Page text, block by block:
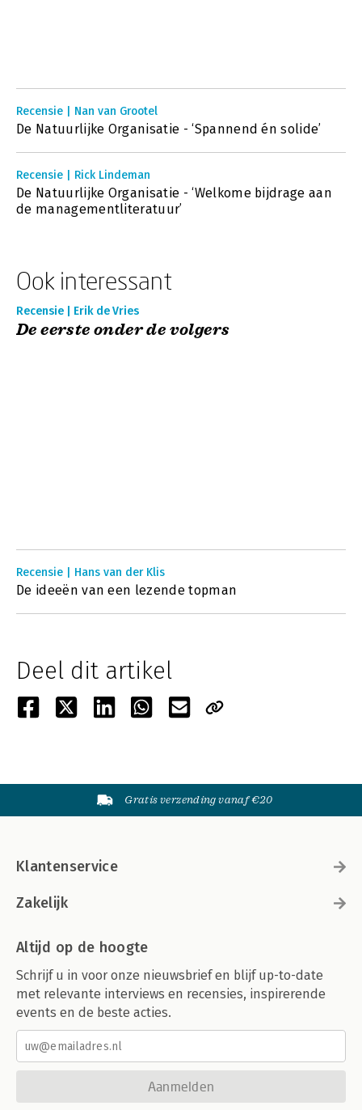
Recensie | Nan van Grootel
De Natuurlijke Organisatie - ‘Spannend én solide’
Recensie | Rick Lindeman
De Natuurlijke Organisatie - ‘Welkome bijdrage aan
de managementliteratuur’
Ook interessant
Recensie | Erik de Vries
De eerste onder de volgers
Recensie | Hans van der Klis
De ideeën van een lezende topman
Deel dit artikel
Gratis verzending vanaf €20
Klantenservice
Zakelijk
Altijd op de hoogte
Schrijf u in voor onze nieuwsbrief en blijf up-to-date
met relevante interviews en recensies, inspirerende
events en de beste acties.
Aanmelden